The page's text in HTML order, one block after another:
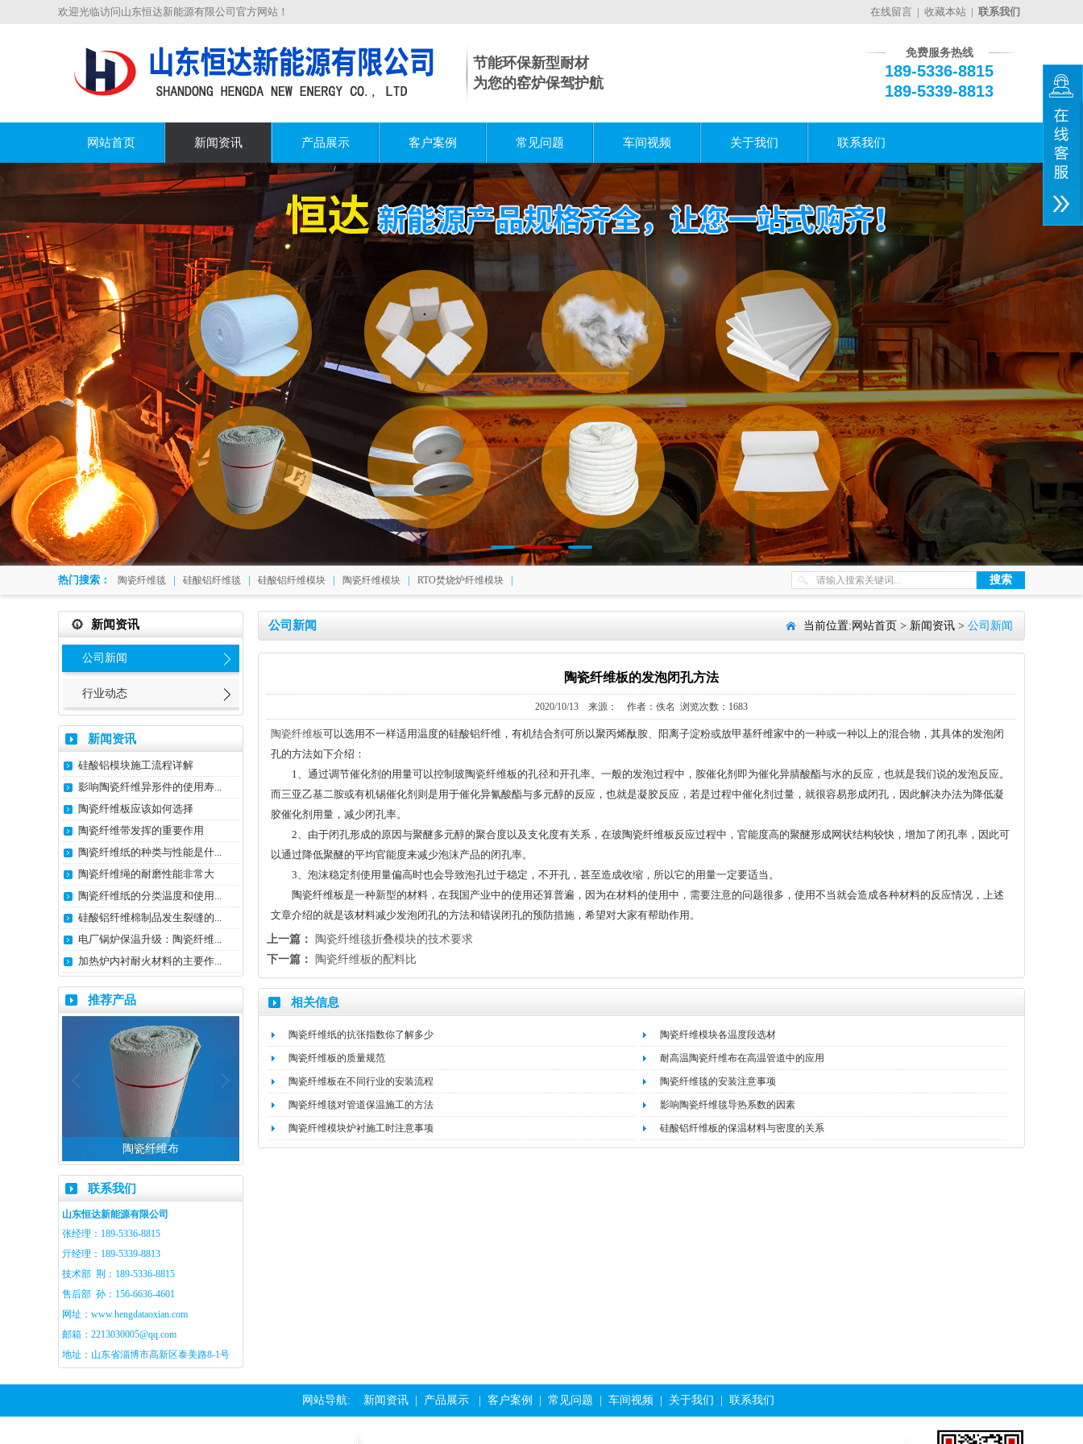
欢迎光临访问山东恒达新能源有限公司官方网站！ 在线留言 | 收藏本站 | 联系我们
节能环保新型耐材
为您的窑炉保驾护航
免费服务热线
189-5336-8815
189-5339-8813
网站首页 新闻资讯 产品展示 客户案例 常见问题 车间视频 关于我们 联系我们
热门搜索： 陶瓷纤维毯 | 硅酸铝纤维毯 | 硅酸铝纤维模块 | 陶瓷纤维模块 | RTO焚烧炉纤维模块 |
新闻资讯
公司新闻
行业动态
新闻资讯
硅酸铝模块施工流程详解
影响陶瓷纤维异形件的使用寿...
陶瓷纤维板应该如何选择
陶瓷纤维带发挥的重要作用
陶瓷纤维纸的种类与性能是什...
陶瓷纤维绳的耐磨性能非常大
陶瓷纤维纸的分类温度和使用...
硅酸铝纤维棉制品发生裂缝的...
电厂锅炉保温升级：陶瓷纤维...
加热炉内衬耐火材料的主要作...
推荐产品
陶瓷纤维布 陶瓷纤维带 陶瓷纤维绳 炼油炉用硅酸铝纤维模块 rto蓄热式焚烧炉硅酸铝模块 陶瓷纤维毯
联系我们
山东恒达新能源有限公司
张经理：189-5336-8815
亓经理：189-5339-8813
技术部 荆：189-5336-8815
售后部 孙：156-6636-4601
网址： www.hengdataoxian.com
邮箱： 2213030005@qq.com
地址：山东省淄博市高新区泰美路8-1号
公司新闻 当前位置: 网站首页 > 新闻资讯 > 公司新闻
陶瓷纤维板的发泡闭孔方法
2020/10/13 来源： 作者：佚名 浏览次数：1683
陶瓷纤维板可以选用不一样适用温度的硅酸铝纤维，有机结合剂可所以聚丙烯酞胺、阳离子淀粉或放甲基纤维家中的一种或一种以上的混合物，其具体的发泡闭
孔的方法如下介绍：
1、通过调节催化剂的用量可以控制玻陶瓷纤维板的孔径和开孔率。一般的发泡过程中，胺催化剂即为催化异腈酸酯与水的反应，也就是我们说的发泡反应。
而三亚乙基二胺或有机锡催化剂则是用于催化异氰酸酯与多元醇的反应，也就是凝胶反应，若是过程中催化剂过量，就很容易形成闭孔，因此解决办法为降低凝
胶催化剂用量，减少闭孔率。
2、由于闭孔形成的原因与聚醚多元醇的聚合度以及支化度有关系，在玻陶瓷纤维板反应过程中，官能度高的聚醚形成网状结构较快，增加了闭孔率，因此可
以通过降低聚醚的平均官能度来减少泡沫产品的闭孔率。
3、泡沫稳定剂使用量偏高时也会导致泡孔过于稳定，不开孔，甚至造成收缩，所以它的用量一定要适当。
陶瓷纤维板是一种新型的材料，在我国产业中的使用还算普遍，因为在材料的使用中，需要注意的问题很多，使用不当就会造成各种材料的反应情况，上述
文章介绍的就是该材料减少发泡闭孔的方法和错误闭孔的预防措施，希望对大家有帮助作用。
上一篇：
陶瓷纤维毯折叠模块的技术要求
下一篇：
陶瓷纤维板的配料比
相关信息
陶瓷纤维纸的抗张指数你了解多少 陶瓷纤维模块各温度段选材
陶瓷纤维板的质量规范 耐高温陶瓷纤维布在高温管道中的应用
陶瓷纤维板在不同行业的安装流程 陶瓷纤维毯的安装注意事项
陶瓷纤维毯对管道保温施工的方法 影响陶瓷纤维毯导热系数的因素
陶瓷纤维模块炉衬施工时注意事项 硅酸铝纤维板的保温材料与密度的关系
网站导航: 新闻资讯 产品展示 客户案例 常见问题 车间视频 关于我们 联系我们